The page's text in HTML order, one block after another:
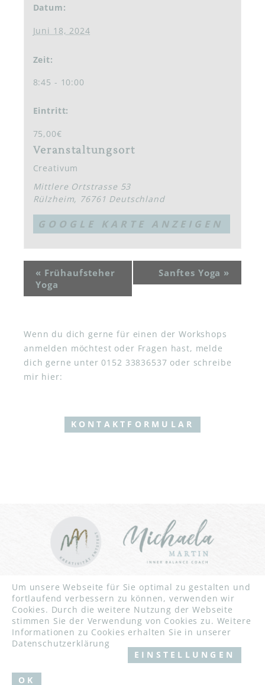
Datum:
Juni 18, 2024
Zeit:
8:45 - 10:00
Eintritt:
75,00€
Veranstaltungsort
Creativum
Mittlere Ortstrasse 53
Rülzheim, 76761 Deutschland
GOOGLE KARTE ANZEIGEN
« Frühaufsteher
Yoga
Sanftes Yoga »
Wenn du dich gerne für einen der Workshops
anmelden möchtest oder Fragen hast, melde
dich gerne unter 0152 33836537 oder schreibe
mir hier:
KONTAKTFORMULAR
INNER BALANCE YOGA | CHRISTLICHES YOGA | YOGA FÜR
STARKE FRAUEN UND MÄNNER | YOGA FÜR BLINDE
MENSCHEN
WORKSHOPS
NATURCOACHING IN KARLSRUHE, RÜLZHEIM UND
UMGEBUNG
Um unsere Webseite für Sie optimal zu gestalten und
fortlaufend verbessern zu können, verwenden wir
Cookies. Durch die weitere Nutzung der Webseite
stimmen Sie der Verwendung von Cookies zu. Weitere
Informationen zu Cookies erhalten Sie in unserer
Datenschutzerklärung
EINSTELLUNGEN
OK